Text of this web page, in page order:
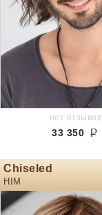
нет отзывов
33 350
Chiseled
HIM